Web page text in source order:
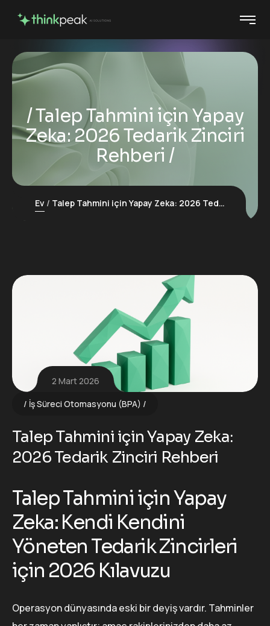
Talep Tahmini için Yapay
Zeka: 2026 Tedarik Zinciri
Rehberi
Ev Talep Tahmini için Yapay Zeka: 2026 Tedarik Zinciri Rehberi
2 Mart 2026
İş Süreci Otomasyonu (BPA)
Talep Tahmini için Yapay Zeka:
2026 Tedarik Zinciri Rehberi
Talep Tahmini için Yapay
Zeka: Kendi Kendini
Yöneten Tedarik Zincirleri
için 2026 Kılavuzu
Operasyon dünyasında eski bir deyiş vardır. Tahminler